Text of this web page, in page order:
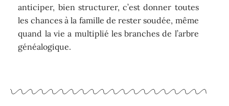
anticiper, bien structurer, c’est donner toutes
les chances à la famille de rester soudée, même
quand la vie a multiplié les branches de l’arbre
généalogique.